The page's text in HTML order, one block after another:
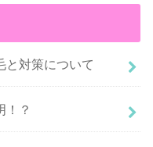
と対策について
！？